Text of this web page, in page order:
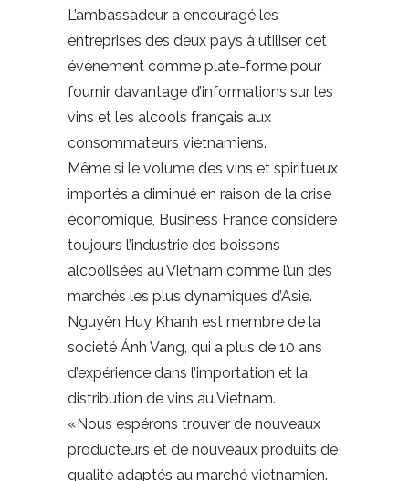
L’ambassadeur a encouragé les
entreprises des deux pays à utiliser cet
événement comme plate-forme pour
fournir davantage d’informations sur les
vins et les alcools français aux
consommateurs vietnamiens.
Même si le volume des vins et spiritueux
importés a diminué en raison de la crise
économique, Business France considère
toujours l’industrie des boissons
alcoolisées au Vietnam comme l’un des
marchés les plus dynamiques d’Asie.
Nguyên Huy Khanh est membre de la
société Ánh Vang, qui a plus de 10 ans
d’expérience dans l’importation et la
distribution de vins au Vietnam.
«Nous espérons trouver de nouveaux
producteurs et de nouveaux produits de
qualité adaptés au marché vietnamien.